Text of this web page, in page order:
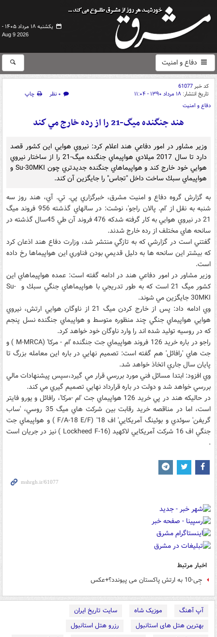
یکشنبه ۱۸ مرداد ۱۴۰۵ -
Aug 9 2026
دفاع و امنیت
کد خبر61077
تاریخ انتشار: ۱۸ مرداد ۱۳۹۰ - ۱۱:۰۴ ۰ نظر
چاپ
دفاع و امنیت
هند جنگنده ميگ-21 را از رده خارج مي كند
وزير مشاور در امور دفاعي هند اعلام كرد: نيروي هوايي اين كشور قصد
دارد تا سال 2017 ميلادي هواپيماي جنگنده ميگ-21 را از ساختار نيروي
هوايي خود خارج كند و هواپيماهاي جنگنده جديدتري چون Su-30MKI و
هواپيماي سبك ساخت داخل "تجاس" را جايگزين آن كند.
به گزارش گروه دفاع و امنیت مشرق، خبرگزاري پي. تي. آي، هند روز سه
شنبه به نقل از 'ام. پالان راجو'، نوشت: در سالهاي گذشته 956 فروند ميگ
21 در نيروي هوايي به كار گرفته شدكه 476 فروند آن طي 45سال گذشته در
سانحه هاي مختلف از رده خارج شدند.
گفتني است در گزارشي كه به تازگي منتشر شد، وزارت دفاع هند اذعان كرد
كه بيشتر اين سانحه ها به دليل قديمي بودن فناوري اين هواپيماها رخ داده
است.
وزير مشاور در امور دفاعي هند در ادامه گفته است: عمده هواپيماهاي اين
كشور ميگ 21 است كه به طور تدريجي با هواپيماهاي جنگي سبك و Su-
30MKI جايگزين مي شوند.
وي ادامه داد: پس از خارج كردن ميگ 21 از ناوگان هوايي ارتش، نيروي
هوايي هواپيماي جنگي چند منظوره متوسط و هواپيماي جنگنده نسل پنجم
كه در روسيه توليد شده اند را وارد ناوگان خود خواهد كرد.
راجو در باره خريد 126 فروند هواپيماي جت جنگنده 'ام - مركا' (M-MRCA ) و
جت هاي 'رافائل' هم گفته است: تصميم نهايي در باره اين معامله بزرگ تا
پايان سال جاري اتخاذ خواهد شد.
وي افزود: ابتدا مسائل فني مورد بررسي قرار مي گيرد،سپس پيشنهادات مالي
بررسي خواهد شد و دولت در باره قرارداد نهايي تصميم گيري مي كند.
در حاليكه هند در پي خريد 126 هواپيماي جت 'ام -مركا'، رافائل و يورو فايتر
است، اما در مناقصه خريد رقابت بين شركت هاي ميگ 35 روسي، 'ساب
گريفن' سوئدي و بوئينگ آمريكايي' اف 18' (F/A-18 E/F ) و هواپيماي جت
جنگي اف 16 شركت آمريكايي لاكهيد (Lockheed F-16 ) نيز در جريان است
.
اخبار مرتبط
جِی-10 به ارتش پاکستان می پیوندد؟+عکس
آپ آهنگ موزیک شاه
سایت تاریخ ایران
بهترین هتل های استانبول
رزرو هتل استانبول